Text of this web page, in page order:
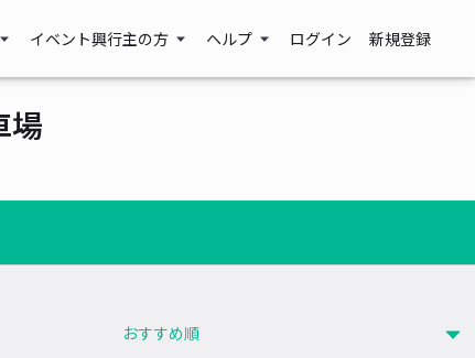
イベント興行主の方 ヘルプ ログイン 新規登録
場